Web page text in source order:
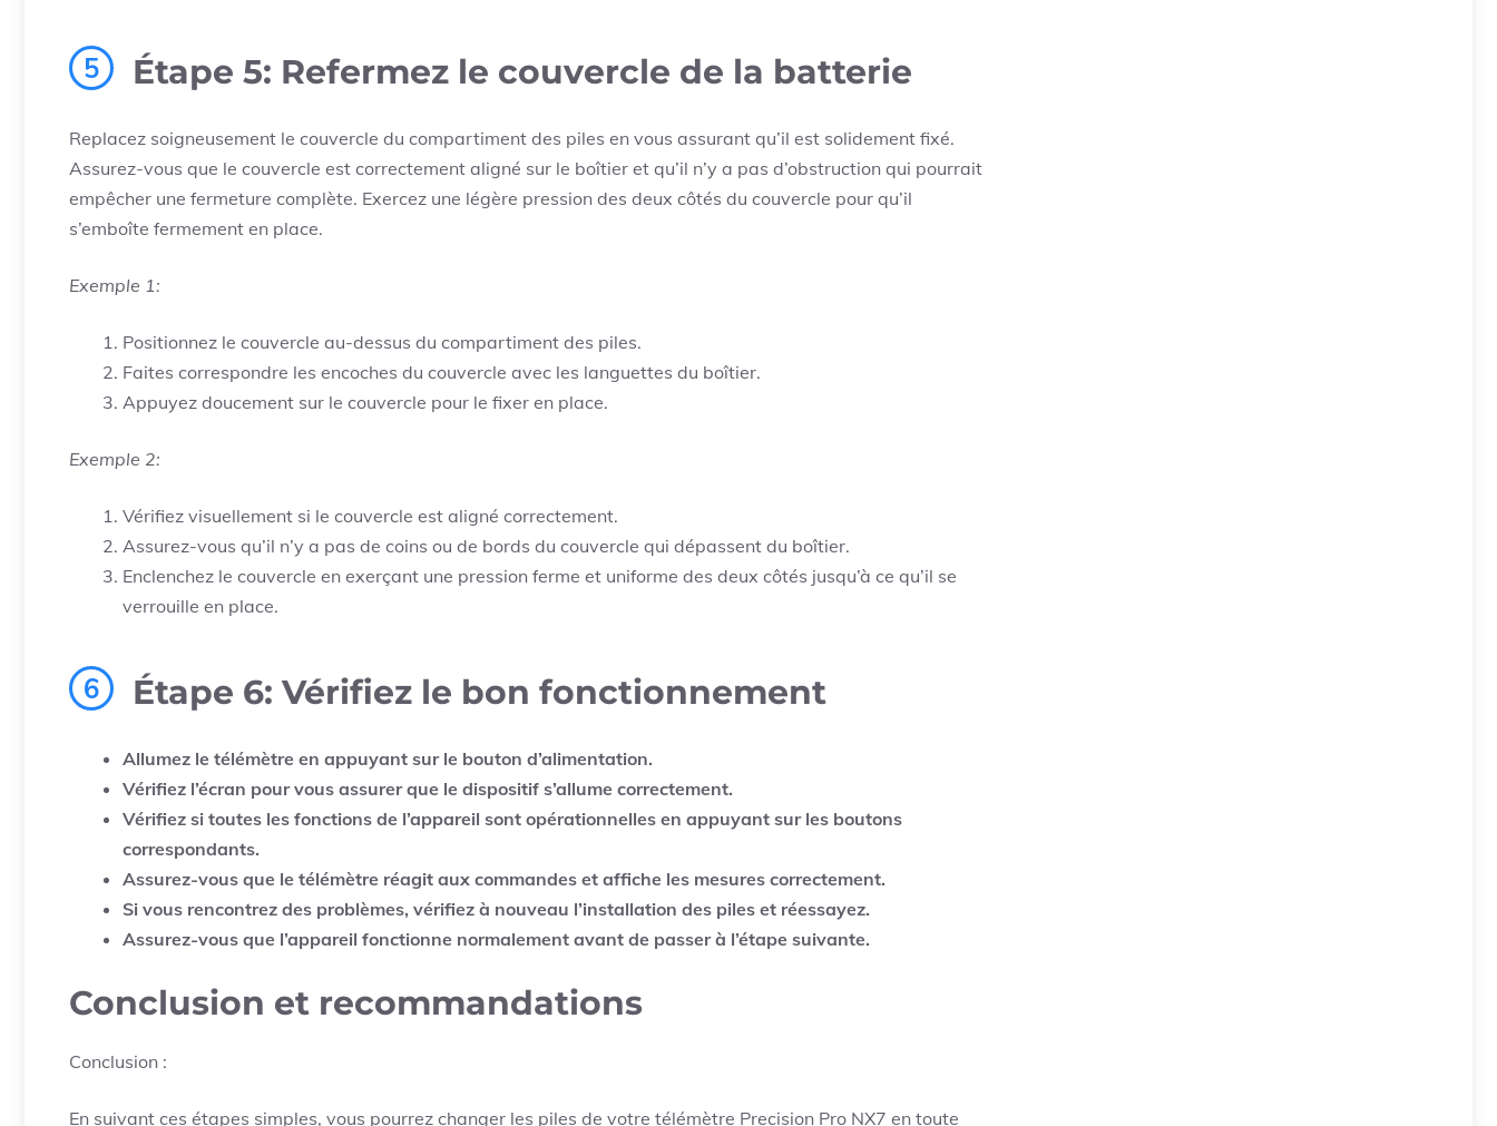
5 Étape 5: Refermez le couvercle de la batterie
Replacez soigneusement le couvercle du compartiment des piles en vous assurant qu’il est solidement fixé.
Assurez-vous que le couvercle est correctement aligné sur le boîtier et qu’il n’y a pas d’obstruction qui pourrait
empêcher une fermeture complète. Exercez une légère pression des deux côtés du couvercle pour qu’il
s’emboîte fermement en place.
Exemple 1:
Positionnez le couvercle au-dessus du compartiment des piles.
Faites correspondre les encoches du couvercle avec les languettes du boîtier.
Appuyez doucement sur le couvercle pour le fixer en place.
Exemple 2:
Vérifiez visuellement si le couvercle est aligné correctement.
Assurez-vous qu’il n’y a pas de coins ou de bords du couvercle qui dépassent du boîtier.
Enclenchez le couvercle en exerçant une pression ferme et uniforme des deux côtés jusqu’à ce qu’il se
verrouille en place.
6 Étape 6: Vérifiez le bon fonctionnement
Allumez le télémètre en appuyant sur le bouton d’alimentation.
Vérifiez l’écran pour vous assurer que le dispositif s’allume correctement.
Vérifiez si toutes les fonctions de l’appareil sont opérationnelles en appuyant sur les boutons
correspondants.
Assurez-vous que le télémètre réagit aux commandes et affiche les mesures correctement.
Si vous rencontrez des problèmes, vérifiez à nouveau l’installation des piles et réessayez.
Assurez-vous que l’appareil fonctionne normalement avant de passer à l’étape suivante.
Conclusion et recommandations
Conclusion :
En suivant ces étapes simples, vous pourrez changer les piles de votre télémètre Precision Pro NX7 en toute